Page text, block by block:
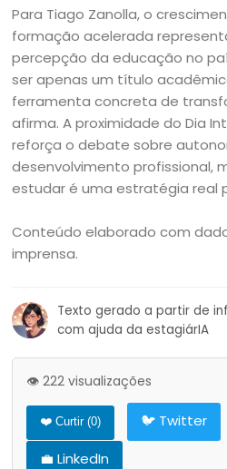
Para Tiago Zanolla, o
formação acelerada
percepção da educação no
ser apenas um título
ferramenta concreta de
afirma. A proximidade do Dia
reforça o debate sobre
desenvolvimento profissional,
estudar é uma estratégia real
Conteúdo elaborado com
imprensa.
Texto gerado a partir de
com ajuda da estagiárIA
👁️ 222 visualizações
❤️ Curtir (0) 🐦 Twitter
💼 LinkedIn